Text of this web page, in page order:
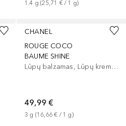
1.4 g (25,71 € / 1 g)
CHANEL
ROUGE COCO
BAUME SHINE
Lūpų balzamas, Lūpų kremas
49,99 €
3 g (16,66 € / 1 g)
+